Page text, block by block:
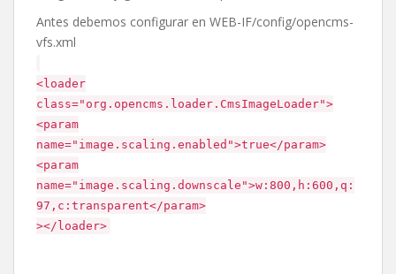
Antes debemos configurar en WEB-IF/config/opencms-
vfs.xml
<loader
class="org.opencms.loader.CmsImageLoader">
<param
name="image.scaling.enabled">true</param>
<param
name="image.scaling.downscale">w:800,h:600,q:
97,c:transparent</param>
></loader>